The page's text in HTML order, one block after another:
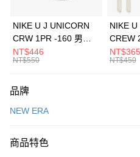
元大商業銀行
台灣樂天信用卡公司
全盈+PAY
AFTEE先享後付
【關於「AFTEE先享後付」】
便利好安心！
３．安心：先確認商品／服務後，再付
運送方式
每筆NT$100，滿NT$1,500(含以上
NIKE U J UNICORN
CRW 1PR -160 男女
中統襪 FZ3393100
NT$446
NT$550
NIKE U
CREW
NT$365
NT$450
品牌
NEW ERA
商品特色